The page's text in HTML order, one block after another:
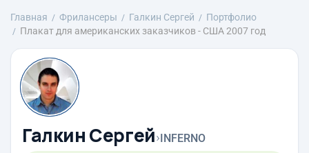
Главная Фрилансеры Галкин Сергей
Портфолио
Плакат для американских заказчиков - США 2007 год
Галкин Сергей›INFERNO